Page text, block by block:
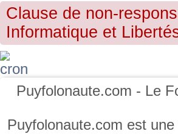
Clause de non-
Informatique et
Puyfolonaute.com - Le
Puyfolonaute.com est